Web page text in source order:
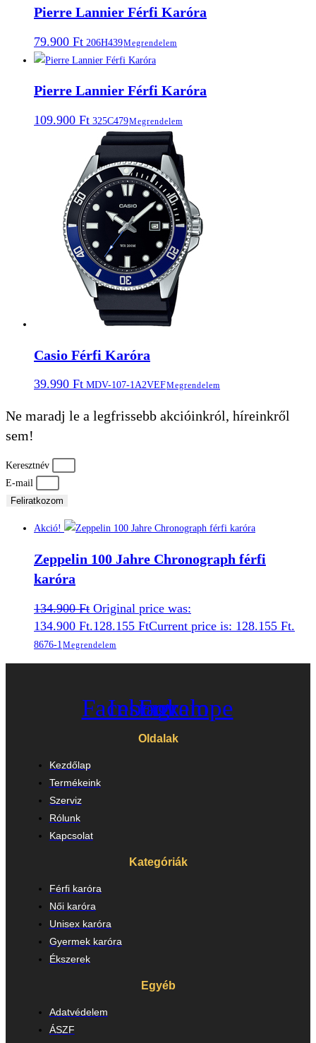
Pierre Lannier Férfi Karóra
79.900 Ft 206H439Megrendelem
Pierre Lannier Férfi Karóra
109.900 Ft 325C479Megrendelem
Casio Férfi Karóra
39.990 Ft MDV-107-1A2VEFMegrendelem
Ne maradj le a legfrissebb akcióinkról, híreinkről
sem!
Keresztnév
E-mail
Feliratkozom
Akció!
Zeppelin 100 Jahre Chronograph férfi
karóra
134.900Ft Original price was:
134.900 Ft.128.155 FtCurrent price is: 128.155 Ft.
8676-1 Megrendelem
Facebook
Instagram
Envelope
Oldalak
Kezdőlap
Termékeink
Szerviz
Rólunk
Kapcsolat
Kategóriák
Férfi karóra
Női karóra
Unisex karóra
Gyermek karóra
Ékszerek
Egyéb
Adatvédelem
ÁSZF